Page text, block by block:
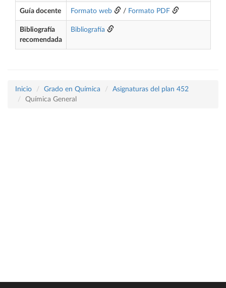
Guía docente Formato web / Formato PDF
Bibliografía
recomendada
Bibliografía
Inicio Grado en Química
Asignaturas del plan 452
Química General